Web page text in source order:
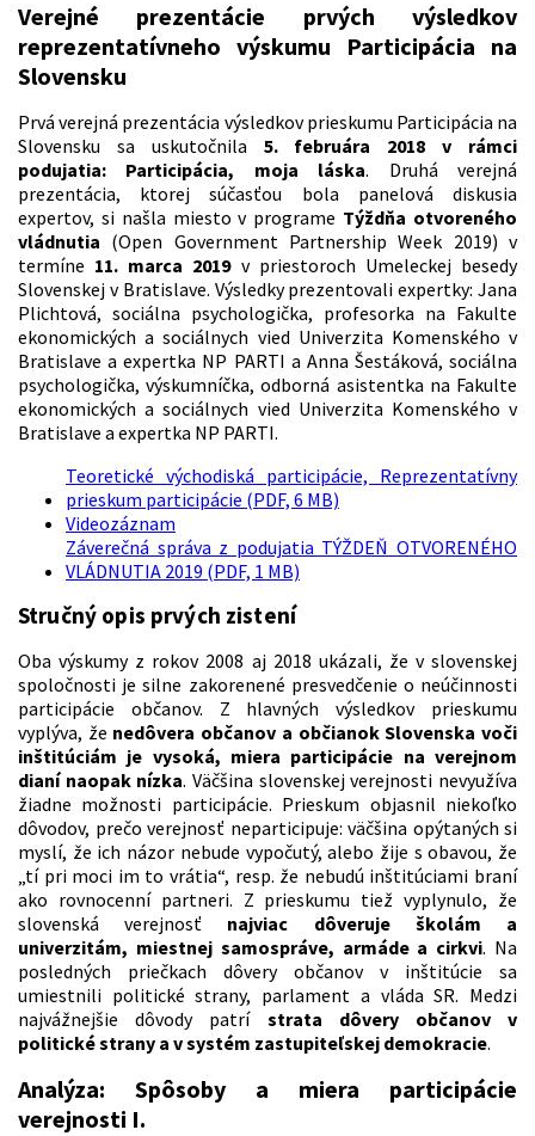
Verejné prezentácie prvých výsledkov
reprezentatívneho výskumu Participácia na
Slovensku
Prvá verejná prezentácia výsledkov prieskumu Participácia na
Slovensku sa uskutočnila 5. februára 2018 v rámci
podujatia: Participácia, moja láska. Druhá verejná
prezentácia, ktorej súčasťou bola panelová diskusia
expertov, si našla miesto v programe Týždňa otvoreného
vládnutia (Open Government Partnership Week 2019) v
termíne 11. marca 2019v priestoroch Umeleckej besedy
Slovenskej v Bratislave. Výsledky prezentovali expertky: Jana
Plichtová, sociálna psychologička, profesorka na Fakulte
ekonomických a sociálnych vied Univerzita Komenského v
Bratislave a expertka NP PARTI a Anna Šestáková, sociálna
psychologička, výskumníčka, odborná asistentka na Fakulte
ekonomických a sociálnych vied Univerzita Komenského v
Bratislave a expertka NP PARTI.
Teoretické východiská participácie, Reprezentatívny
prieskum participácie (PDF, 6 MB)
Videozáznam
Záverečná správa z podujatia TÝŽDEŇ OTVORENÉHO
VLÁDNUTIA 2019 (PDF, 1 MB)
Stručný opis prvých zistení
Oba výskumy z rokov 2008 aj 2018 ukázali, že v slovenskej
spoločnosti je silne zakorenené presvedčenie o neúčinnosti
participácie občanov. Z hlavných výsledkov prieskumu
vyplýva, že nedôvera občanov a občianok Slovenska voči
inštitúciám je vysoká, miera participácie na verejnom
dianí naopak nízka. Väčšina slovenskej verejnosti nevyužíva
žiadne možnosti participácie. Prieskum objasnil niekoľko
dôvodov, prečo verejnosť neparticipuje: väčšina opýtaných si
myslí, že ich názor nebude vypočutý, alebo žije s obavou, že
„tí pri moci im to vrátia“, resp. že nebudú inštitúciami braní
ako rovnocenní partneri. Z prieskumu tiež vyplynulo, že
slovenská verejnosť najviac dôveruje školám a
univerzitám, miestnej samospráve, armáde a cirkvi. Na
posledných priečkach dôvery občanov v inštitúcie sa
umiestnili politické strany, parlament a vláda SR. Medzi
najvážnejšie dôvody patrí strata dôvery občanov v
politické strany a v systém zastupiteľskej demokracie.
Analýza: Spôsoby a miera participácie
verejnosti I.